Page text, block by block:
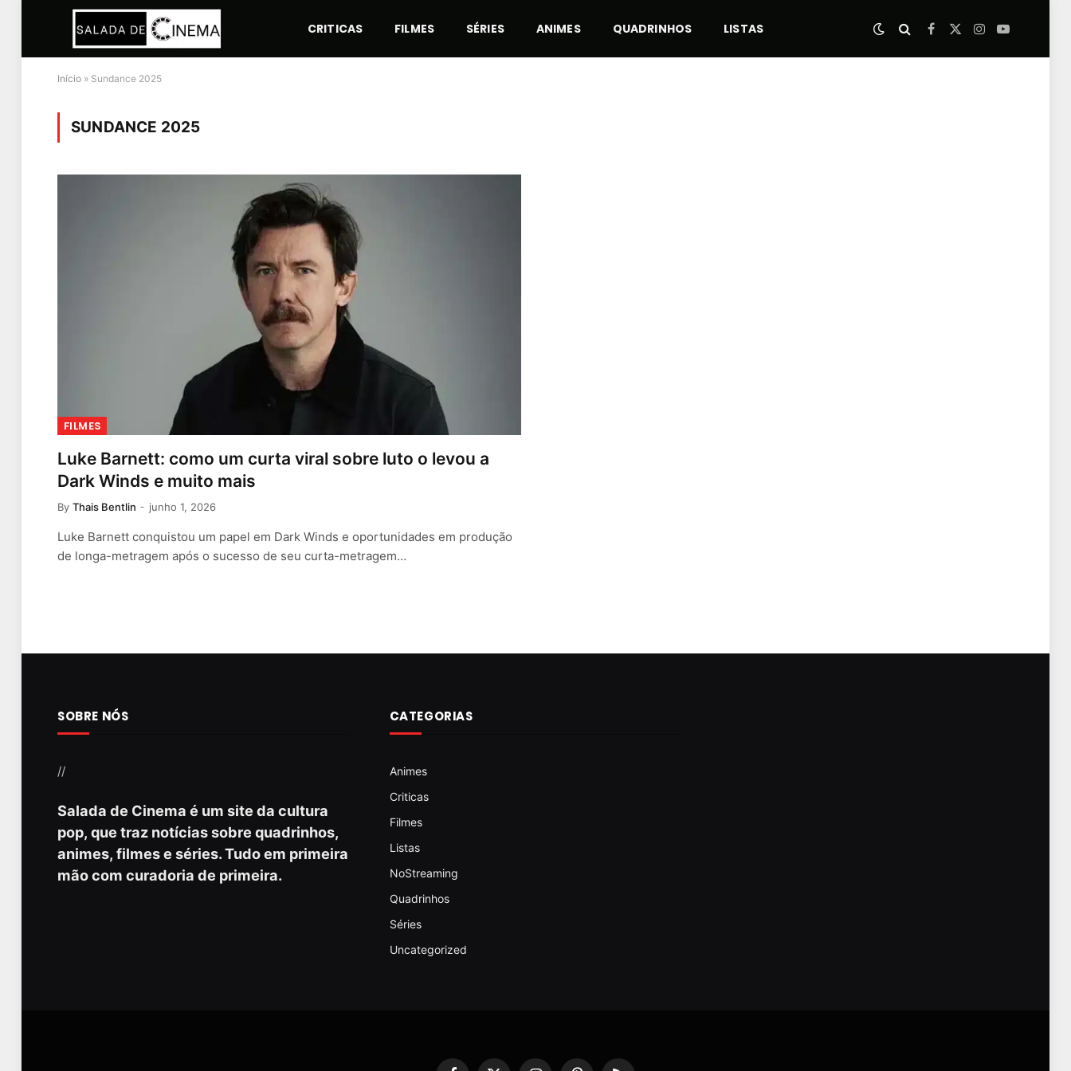
CRITICAS FILMES SÉRIES ANIMES QUADRINHOS LISTAS Facebook
X
Instagram
YouTube
Início » Sundance 2025
SUNDANCE 2025
FILMES
Luke Barnett: como um curta viral sobre luto o levou a
Dark Winds e muito mais
By Thais Bentlin junho 1, 2026
Luke Barnett conquistou um papel em Dark Winds e oportunidades em produção
de longa-metragem após o sucesso de seu curta-metragem…
SOBRE NÓS
//
Salada de Cinema é um site da cultura
pop, que traz notícias sobre quadrinhos,
animes, filmes e séries. Tudo em primeira
mão com curadoria de primeira.
CATEGORIAS
Animes
Criticas
Filmes
Listas
NoStreaming
Quadrinhos
Séries
Uncategorized